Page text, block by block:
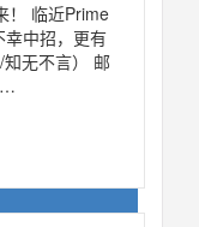
！ 临近Prime
幸中招，更有
无不言） 邮
…